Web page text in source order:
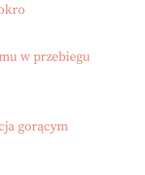
w przebiegu
gorącym